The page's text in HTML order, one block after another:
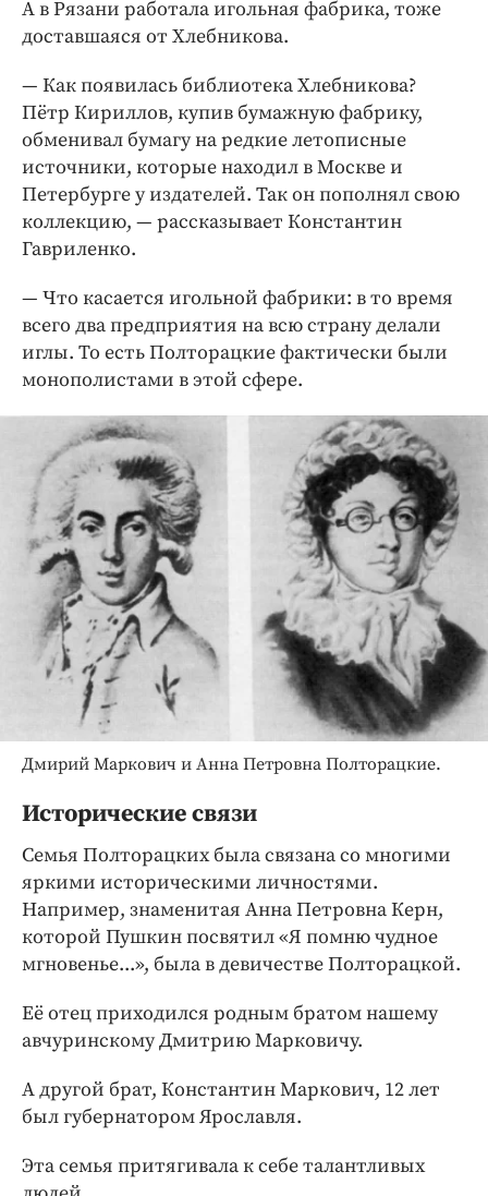
А в Рязани работала игольная фабрика, тоже
доставшаяся от Хлебникова.
— Как появилась библиотека Хлебникова?
Пётр Кириллов, купив бумажную фабрику,
обменивал бумагу на редкие летописные
источники, которые находил в Москве и
Петербурге у издателей. Так он пополнял свою
коллекцию, — рассказывает Константин
Гавриленко.
— Что касается игольной фабрики: в то время
всего два предприятия на всю страну делали
иглы. То есть Полторацкие фактически были
монополистами в этой сфере.
Дмирий Маркович и Анна Петровна Полторацкие.
Исторические связи
Семья Полторацких была связана со многими
яркими историческими личностями.
Например, знаменитая Анна Петровна Керн,
которой Пушкин посвятил «Я помню чудное
мгновенье...», была в девичестве Полторацкой.
Её отец приходился родным братом нашему
авчуринскому Дмитрию Марковичу.
А другой брат, Константин Маркович, 12 лет
был губернатором Ярославля.
Эта семья притягивала к себе талантливых